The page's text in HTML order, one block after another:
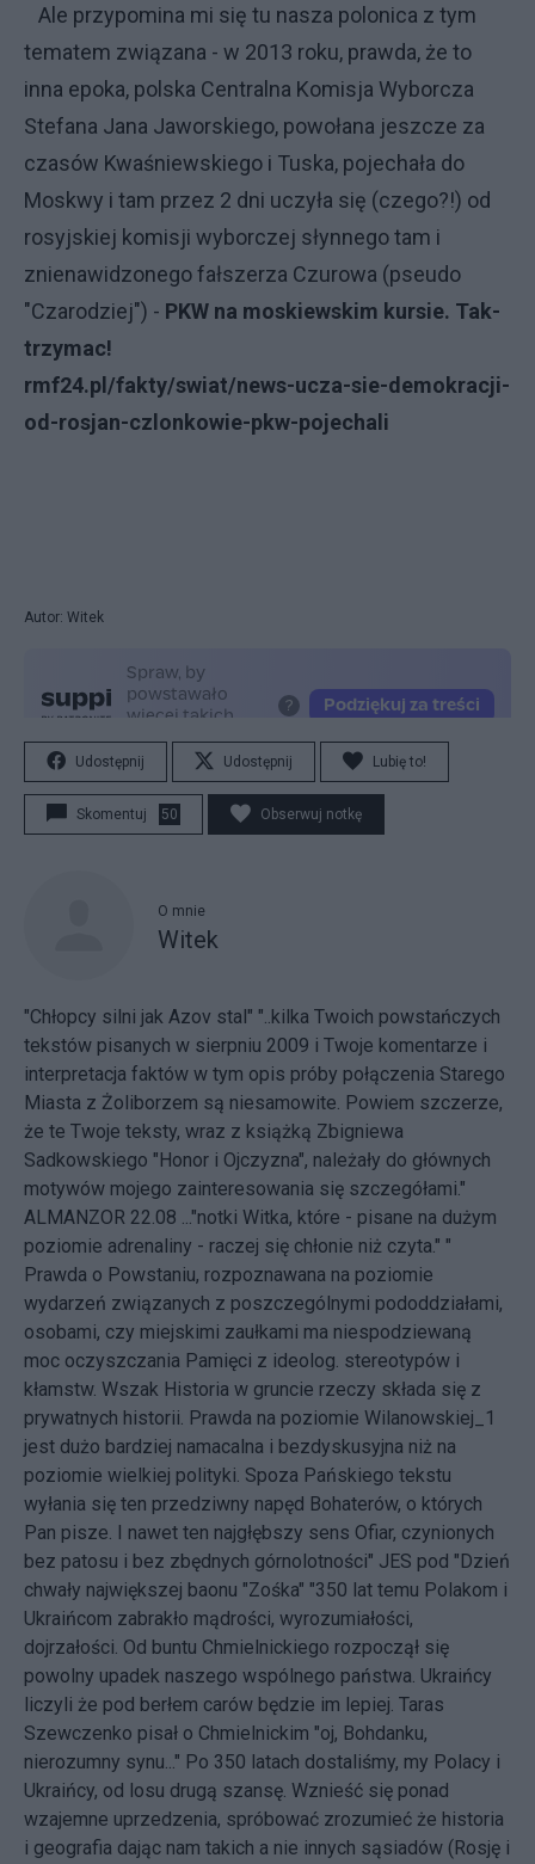
Ale przypomina mi się tu nasza polonica z tym
tematem związana - w 2013 roku, prawda, że to
inna epoka, polska Centralna Komisja Wyborcza
Stefana Jana Jaworskiego, powołana jeszcze za
czasów Kwaśniewskiego i Tuska, pojechała do
Moskwy i tam przez 2 dni uczyła się (czego?!) od
rosyjskiej komisji wyborczej słynnego tam i
znienawidzonego fałszerza Czurowa (pseudo
"Czarodziej") - PKW na moskiewskim kursie. Tak-
trzymac!
rmf24.pl/fakty/swiat/news-ucza-sie-demokracji-
od-rosjan-czlonkowie-pkw-pojechali
Autor: Witek
Udostępnij Udostępnij Lubię to!
Skomentuj 50 Obserwuj notkę
O mnie
Witek
"Chłopcy silni jak Azov stal" "..kilka Twoich powstańczych
tekstów pisanych w sierpniu 2009 i Twoje komentarze i
interpretacja faktów w tym opis próby połączenia Starego
Miasta z Żoliborzem są niesamowite. Powiem szczerze,
że te Twoje teksty, wraz z książką Zbigniewa
Sadkowskiego "Honor i Ojczyzna", należały do głównych
motywów mojego zainteresowania się szczegółami."
ALMANZOR 22.08 ..."notki Witka, które - pisane na dużym
poziomie adrenaliny - raczej się chłonie niż czyta." "
Prawda o Powstaniu, rozpoznawana na poziomie
wydarzeń związanych z poszczególnymi pododdziałami,
osobami, czy miejskimi zaułkami ma niespodziewaną
moc oczyszczania Pamięci z ideolog. stereotypów i
kłamstw. Wszak Historia w gruncie rzeczy składa się z
prywatnych historii. Prawda na poziomie Wilanowskiej_1
jest dużo bardziej namacalna i bezdyskusyjna niż na
poziomie wielkiej polityki. Spoza Pańskiego tekstu
wyłania się ten przedziwny napęd Bohaterów, o których
Pan pisze. I nawet ten najgłębszy sens Ofiar, czynionych
bez patosu i bez zbędnych górnolotności" JES pod "Dzień
chwały największej baonu "Zośka" "350 lat temu Polakom i
Ukraińcom zabrakło mądrości, wyrozumiałości,
dojrzałości. Od buntu Chmielnickiego rozpoczął się
powolny upadek naszego wspólnego państwa. Ukraińcy
liczyli że pod berłem carów będzie im lepiej. Taras
Szewczenko pisał o Chmielnickim "oj, Bohdanku,
nierozumny synu..." Po 350 latach dostaliśmy, my Polacy i
Ukraińcy, od losu drugą szansę. Wznieść się ponad
wzajemne uprzedzenia, spróbować zrozumieć że historia
i geografia dając nam takich a nie innych sąsiadów (Rosję i